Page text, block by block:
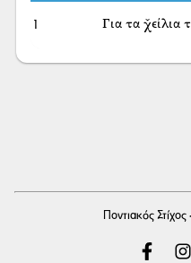
1 Για τα χ̌είλια
Ποντιακός